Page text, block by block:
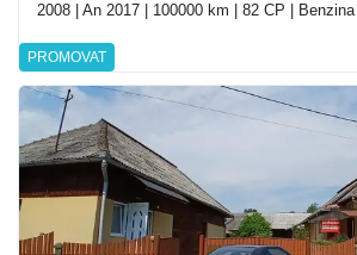
PROMOVAT
2008 | An 2017 | 100000 km | 82 CP | Benzina |